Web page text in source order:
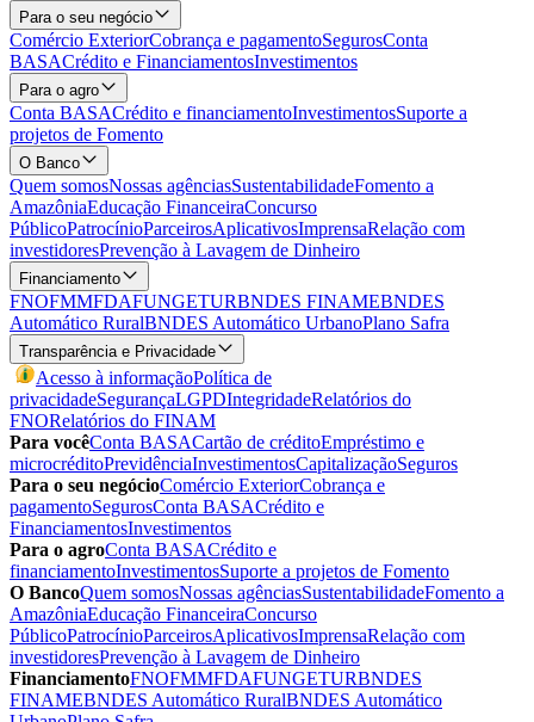
Para o seu negócio
Comércio ExteriorCobrança e pagamentoSegurosConta
BASACrédito e FinanciamentosInvestimentos
Para o agro
Conta BASACrédito e financiamentoInvestimentosSuporte a
projetos de Fomento
O Banco
Quem somosNossas agênciasSustentabilidadeFomento a
AmazôniaEducação FinanceiraConcurso
PúblicoPatrocínioParceirosAplicativosImprensaRelação com
investidoresPrevenção à Lavagem de Dinheiro
Financiamento
FNOFMMFDAFUNGETURBNDES FINAMEBNDES
Automático RuralBNDES Automático UrbanoPlano Safra
Transparência e Privacidade
Acesso à informaçãoPolítica de
privacidadeSegurançaLGPDIntegridadeRelatórios do
FNORelatórios do FINAM
Para vocêConta BASACartão de créditoEmpréstimo e
microcréditoPrevidênciaInvestimentosCapitalizaçãoSeguros
Para o seu negócioComércio ExteriorCobrança e
pagamentoSegurosConta BASACrédito e
FinanciamentosInvestimentos
Para o agroConta BASACrédito e
financiamentoInvestimentosSuporte a projetos de Fomento
O BancoQuem somosNossas agênciasSustentabilidadeFomento a
AmazôniaEducação FinanceiraConcurso
PúblicoPatrocínioParceirosAplicativosImprensaRelação com
investidoresPrevenção à Lavagem de Dinheiro
FinanciamentoFNOFMMFDAFUNGETURBNDES
FINAMEBNDES Automático RuralBNDES Automático